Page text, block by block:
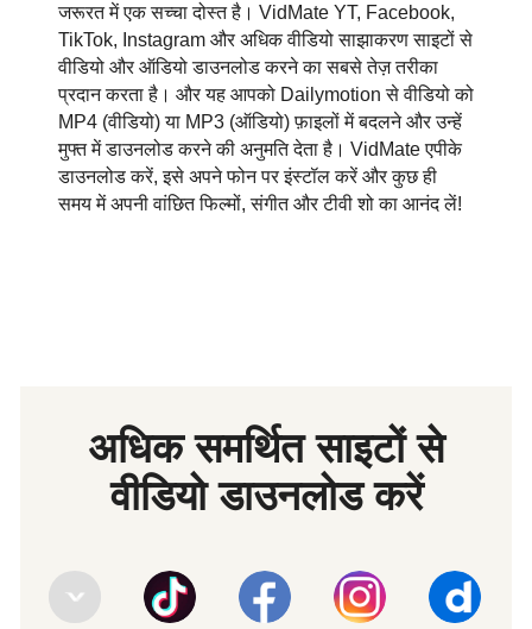
जरूरत में एक सच्चा दोस्त है। VidMate YT, Facebook,
TikTok, Instagram और अधिक वीडियो साझाकरण साइटों से
वीडियो और ऑडियो डाउनलोड करने का सबसे तेज़ तरीका
प्रदान करता है। और यह आपको Dailymotion से वीडियो को
MP4 (वीडियो) या MP3 (ऑडियो) फ़ाइलों में बदलने और उन्हें
मुफ्त में डाउनलोड करने की अनुमति देता है। VidMate एपीके
डाउनलोड करें, इसे अपने फोन पर इंस्टॉल करें और कुछ ही
समय में अपनी वांछित फिल्मों, संगीत और टीवी शो का आनंद लें!
अधिक समर्थित साइटों से
वीडियो डाउनलोड करें